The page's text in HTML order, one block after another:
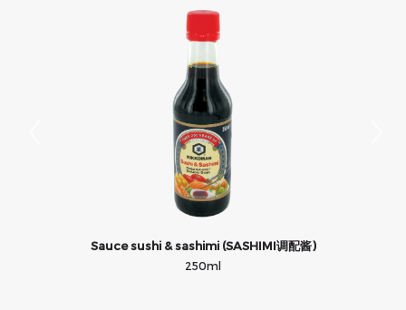
Sauce sushi & sashimi (SASHIMI调配酱)
250ml